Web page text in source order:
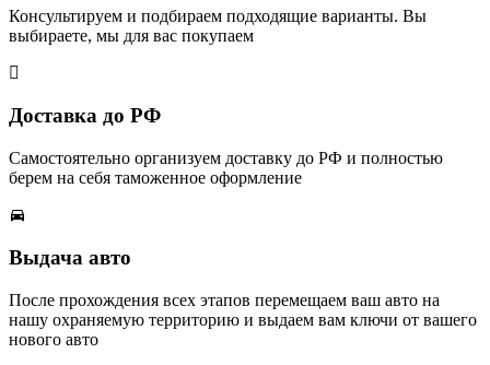
Консультируем и подбираем подходящие варианты. Вы
выбираете, мы для вас покупаем
Доставка до РФ
Самостоятельно организуем доставку до РФ и полностью
берем на себя таможенное оформление
Выдача авто
После прохождения всех этапов перемещаем ваш авто на
нашу охраняемую территорию и выдаем вам ключи от вашего
нового авто